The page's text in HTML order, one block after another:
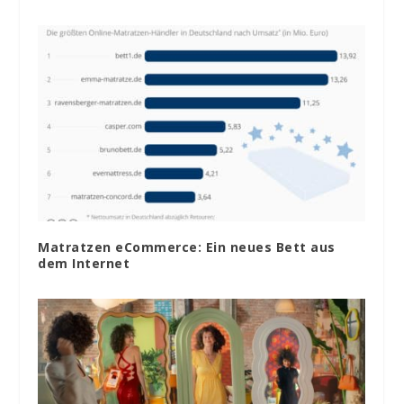
Matratzen eCommerce: Ein neues Bett aus
dem Internet